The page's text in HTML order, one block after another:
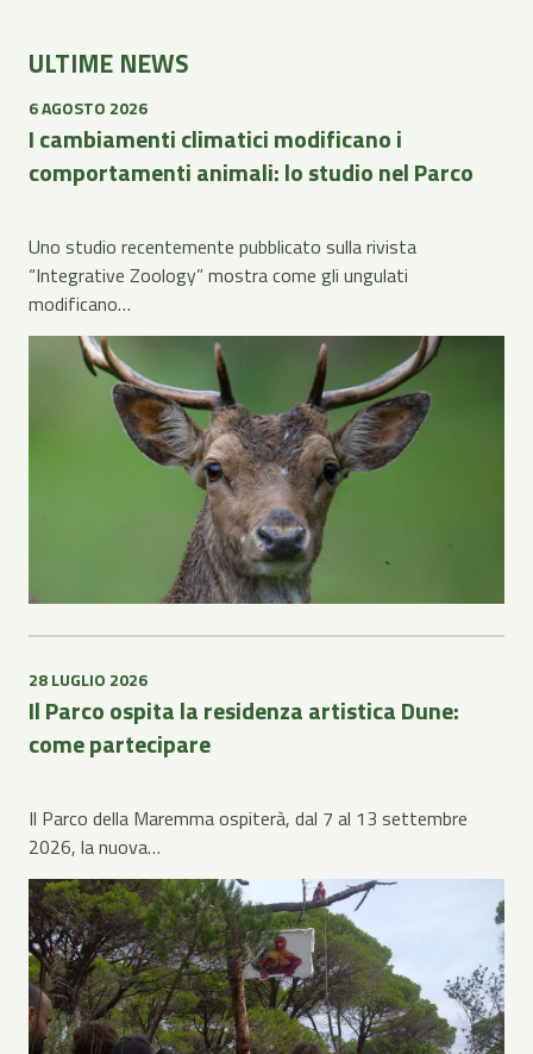
ULTIME NEWS
6 AGOSTO 2026
I cambiamenti climatici modificano i
comportamenti animali: lo studio nel Parco
Uno studio recentemente pubblicato sulla rivista
“Integrative Zoology” mostra come gli ungulati
modificano…
28 LUGLIO 2026
Il Parco ospita la residenza artistica Dune:
come partecipare
Il Parco della Maremma ospiterà, dal 7 al 13 settembre
2026, la nuova…